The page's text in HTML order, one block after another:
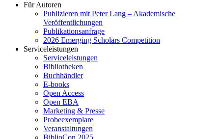
Für Autoren
Publizieren mit Peter Lang – Akademische
Veröffentlichungen
Publikationsanfrage
2026 Emerging Scholars Competition
Serviceleistungen
Serviceleistungen
Bibliotheken
Buchhändler
E-books
Open Access
Open EBA
Marketing & Presse
Probeexemplare
Veranstaltungen
BiblioCon 2025